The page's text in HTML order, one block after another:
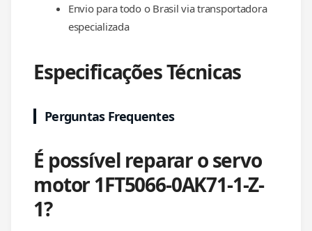
Envio para todo o Brasil via transportadora
especializada
Especificações Técnicas
Perguntas Frequentes
É possível reparar o servo
motor 1FT5066-0AK71-1-Z-
1?